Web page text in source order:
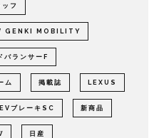
ッフ
GENKI MOBILITY
バランサーF
ム 掲載誌 LEXUS
ブレーキSC 新商品
日産